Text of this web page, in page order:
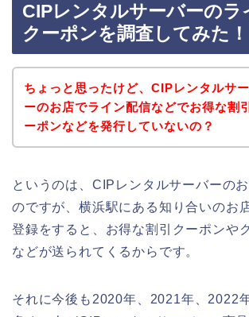
CIPレンタルサーバーのラ
クーポンを調査してみた！
ちょっと思ったけど、CIPレンタルサ
ーのお店でライン配信などでお得な割
ーポンなどを発行していないの？
というのは、CIPレンタルサーバーの
のですが、横浜駅にある知り合いのお
登録をすると、お得な割引クーポンや
などが送られてくるからです。
それに今後も2020年、2021年、2022